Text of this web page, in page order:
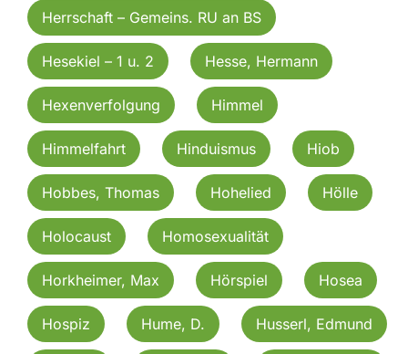
Herrschaft – Gemeins. RU an BS
Hesekiel – 1 u. 2 Hesse, Hermann
Hexenverfolgung Himmel
Himmelfahrt Hinduismus Hiob
Hobbes, Thomas Hohelied Hölle
Holocaust Homosexualität
Horkheimer, Max Hörspiel Hosea
Hospiz Hume, D. Husserl, Edmund